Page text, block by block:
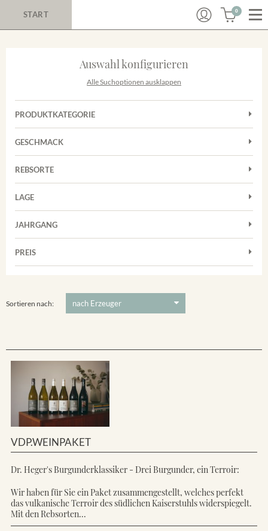
START 0
Auswahl konfigurieren
Alle Suchoptionen ausklappen
PRODUKTKATEGORIE
Cuvées
Rosé
Sekt
GESCHMACK
Trocken
REBSORTE
Auxerrois
Cuvée
Grauburgunder
LAGE
Achkarrer Schlossberg
Merdinger Bühl
Vorderer Winklerberg
JAHRGANG
PREIS
Sortieren nach:
VDP.WEINPAKET
Dr. Heger's Burgunderklassiker - Drei Burgunder, ein Terroir:
Wir haben für Sie ein Paket zusammengestellt, welches perfekt
das vulkanische Terroir des südlichen Kaiserstuhls widerspiegelt.
Mit den Rebsorten...